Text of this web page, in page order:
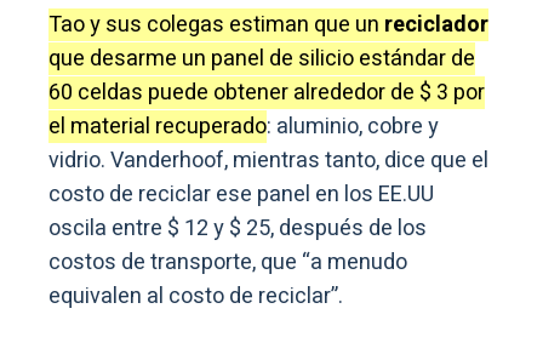
Tao y sus colegas estiman que un reciclador
que desarme un panel de silicio estándar de
60 celdas puede obtener alrededor de $ 3 por
el material recuperado: aluminio, cobre y
vidrio. Vanderhoof, mientras tanto, dice que el
costo de reciclar ese panel en los EE.UU
oscila entre $ 12 y $ 25, después de los
costos de transporte, que “a menudo
equivalen al costo de reciclar”.